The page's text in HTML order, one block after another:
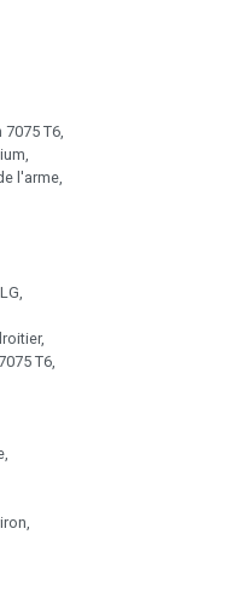
T6,
l'arme,
T6,